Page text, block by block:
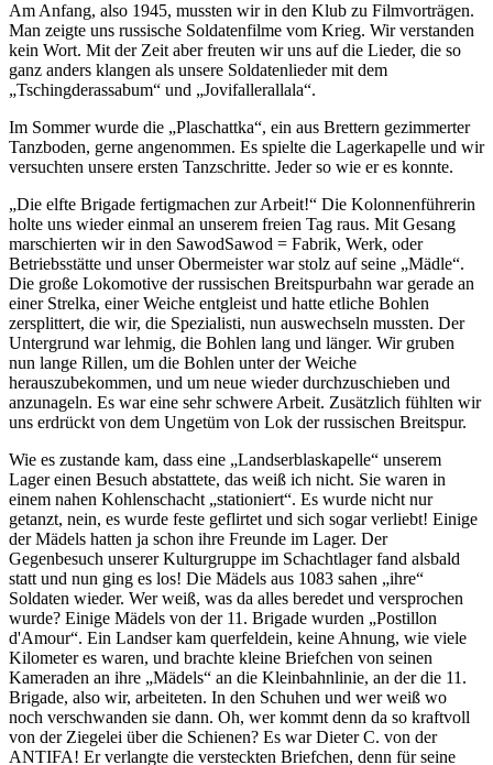
Am Anfang, also 1945, mussten wir in den Klub zu Filmvorträgen.
Man zeigte uns russische Soldatenfilme vom Krieg. Wir verstanden
kein Wort. Mit der Zeit aber freuten wir uns auf die Lieder, die so
ganz anders klangen als unsere Soldatenlieder mit dem
Tschingderassabum
und Jovifallerallala .
Im Sommer wurde die
Plaschattka , ein aus Brettern gezimmerter
Tanzboden, gerne angenommen. Es spielte die Lagerkapelle und wir
versuchten unsere ersten Tanzschritte. Jeder so wie er es konnte.
Die elfte Brigade fertigmachen zur Arbeit!
Die Kolonnenführerin
holte uns wieder einmal an unserem freien Tag raus. Mit Gesang
marschierten wir in den SawodSawod = Fabrik, Werk, oder
Betriebsstätte und unser Obermeister war stolz auf seine Mädle .
Die große Lokomotive der russischen Breitspurbahn war gerade an
einer Strelka, einer Weiche entgleist und hatte etliche Bohlen
zersplittert, die wir, die Spezialisti, nun auswechseln mussten. Der
Untergrund war lehmig, die Bohlen lang und länger. Wir gruben
nun lange Rillen, um die Bohlen unter der Weiche
herauszubekommen, und um neue wieder durchzuschieben und
anzunageln. Es war eine sehr schwere Arbeit. Zusätzlich fühlten wir
uns erdrückt von dem Ungetüm von Lok der russischen Breitspur.
Wie es zustande kam, dass eine
Landserblaskapelle
unserem
Lager einen Besuch abstattete, das weiß ich nicht. Sie waren in
einem nahen Kohlenschacht stationiert . Es wurde nicht nur
getanzt, nein, es wurde feste geflirtet und sich sogar verliebt! Einige
der Mädels hatten ja schon ihre Freunde im Lager. Der
Gegenbesuch unserer Kulturgruppe im Schachtlager fand alsbald
statt und nun ging es los! Die Mädels aus 1083 sahen
ihre
Soldaten wieder. Wer weiß, was da alles beredet und versprochen
wurde? Einige Mädels von der 11. Brigade wurden
Postillon
d'Amour . Ein Landser kam querfeldein, keine Ahnung, wie viele
Kilometer es waren, und brachte kleine Briefchen von seinen
Kameraden an ihre
Mädels
an die Kleinbahnlinie, an der die 11.
Brigade, also wir, arbeiteten. In den Schuhen und wer weiß wo
noch verschwanden sie dann. Oh, wer kommt denn da so kraftvoll
von der Ziegelei über die Schienen? Es war Dieter C. von der
ANTIFA! Er verlangte die versteckten Briefchen, denn für seine